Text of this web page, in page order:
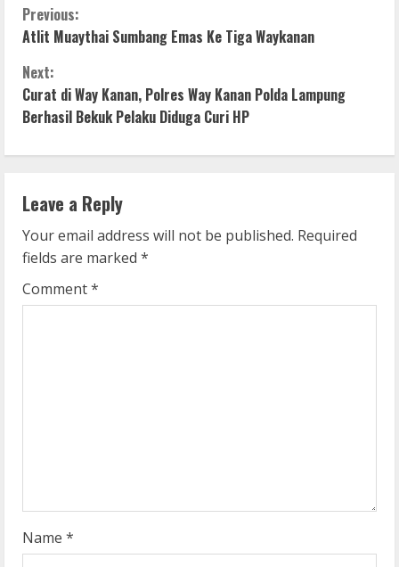
C
o
n
t
n
u
e
n
g
Previous:
Atlit Muaythai Sumbang Emas Ke Tiga Waykanan
Next:
Curat di Way Kanan, Polres Way Kanan Polda Lampung
Berhasil Bekuk Pelaku Diduga Curi HP
Leave a Reply
Your email address will not be published. Required
fields are marked *
Comment*
Name *